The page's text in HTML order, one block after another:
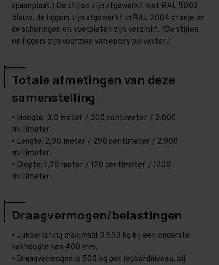
spaanplaat.) De stijlen zijn afgewerkt met RAL 5003
blauw, de liggers zijn afgewerkt in RAL 2004 oranje en
de schoringen en voetplaten zijn verzinkt. (De stijlen
en liggers zijn voorzien van epoxy polyester.)
Totale afmetingen van deze
samenstelling
• Hoogte: 3,0 meter / 300 centimeter / 3.000
millimeter.
• Lengte: 2,90 meter / 290 centimeter / 2.900
millimeter.
• Diepte: 1,20 meter / 120 centimeter / 1200
millimeter.
Draagvermogen/belastingen
• Jukbelasting maximaal 3.553 kg bij een onderste
vakhoogte van 400 mm.
• Draagvermogen is 500 kg per legbordniveau, bij